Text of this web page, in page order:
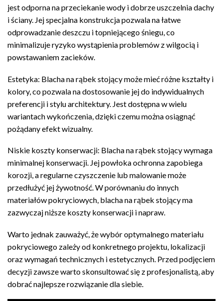
jest odporna na przeciekanie wody i dobrze uszczelnia dachy
i ściany. Jej specjalna konstrukcja pozwala na łatwe
odprowadzanie deszczu i topniejącego śniegu, co
minimalizuje ryzyko wystąpienia problemów z wilgocią i
powstawaniem zacieków.
Estetyka: Blacha na rąbek stojący może mieć różne kształty i
kolory, co pozwala na dostosowanie jej do indywidualnych
preferencji i stylu architektury. Jest dostępna w wielu
wariantach wykończenia, dzięki czemu można osiągnąć
pożądany efekt wizualny.
Niskie koszty konserwacji: Blacha na rąbek stojący wymaga
minimalnej konserwacji. Jej powłoka ochronna zapobiega
korozji, a regularne czyszczenie lub malowanie może
przedłużyć jej żywotność. W porównaniu do innych
materiałów pokryciowych, blacha na rąbek stojący ma
zazwyczaj niższe koszty konserwacji i napraw.
Warto jednak zauważyć, że wybór optymalnego materiału
pokryciowego zależy od konkretnego projektu, lokalizacji
oraz wymagań technicznych i estetycznych. Przed podjęciem
decyzji zawsze warto skonsultować się z profesjonalistą, aby
dobrać najlepsze rozwiązanie dla siebie.